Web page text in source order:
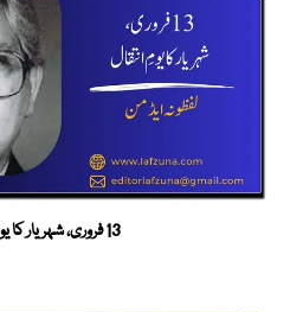
13 فروری، شہریار کا یومِ انتقال